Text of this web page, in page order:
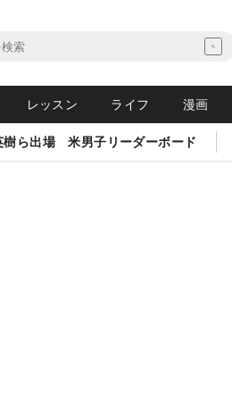
レッスン ライフ 漫画
樹ら出場 米男子リーダーボード